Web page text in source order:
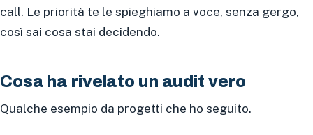
call. Le priorità te le spieghiamo a voce, senza gergo,
così sai cosa stai decidendo.
Cosa ha rivelato un audit vero
Qualche esempio da progetti che ho seguito.